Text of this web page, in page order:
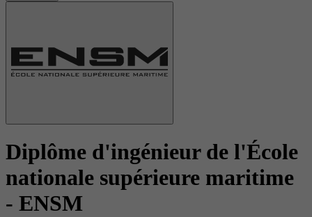
Diplôme d'ingénieur de l'École
nationale supérieure maritime
- ENSM